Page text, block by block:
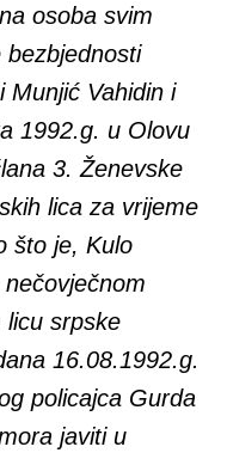
osoba svim
bezbjednosti
Munjić Vahidin i
1992.g. u Olovu
3. Ženevske
lica za vrijeme
što je, Kulo
licu srpske
16.08.1992.g.
policajca Gurda
javiti u